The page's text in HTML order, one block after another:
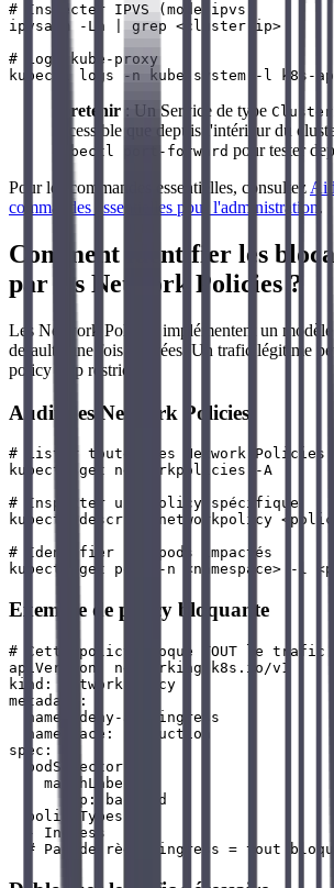
# Inspecter IPVS (mode ipvs)
ipvsadm -Ln | grep <cluster-ip>
# Logs kube-proxy
À retenir : Un Service de type
accessible que depuis l'intérieur du
kubectl port-forward pour tester
Pour les commandes essentielles, consultez
commandes essentielles pour l'administration .
Comment identifier les
par les Network Policies ?
Les Network Policies implémentent un
default" une fois activées. Un trafic légitime
policy trop restrictive.
Audit des Network Policies
# Lister toutes les Network Policies
kubectl get networkpolicies -A
# Inspecter une policy spécifique
kubectl describe networkpolicy
# Identifier les pods impactés
Exemple de policy bloquante
# Cette policy bloque TOUT le trafic
apiVersion: networking.k8s.io/v1
kind: NetworkPolicy
metadata:
  name: deny-all-ingress
  namespace: production
spec:
  podSelector:
    matchLabels:
      app: backend
  policyTypes:
  - Ingress